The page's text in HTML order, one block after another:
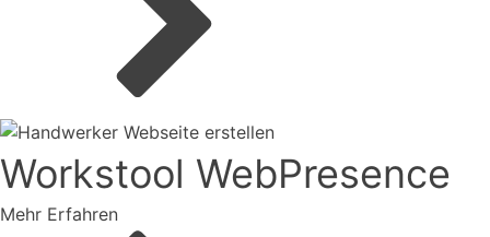
Workstool WebPresence
Mehr Erfahren